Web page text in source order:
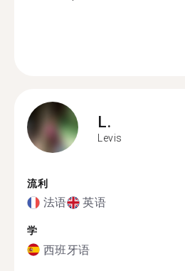
L.
Levis
流利
法语 英语
学
西班牙语